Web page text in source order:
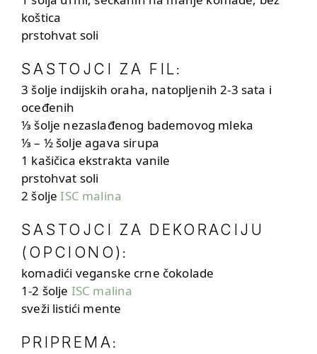
koštica
prstohvat soli
SASTOJCI ZA FIL:
3 šolje indijskih oraha, natopljenih 2-3 sata i
oceđenih
⅓ šolje nezaslađenog bademovog mleka
⅓ – ½ šolje agava sirupa
1 kašičica ekstrakta vanile
prstohvat soli
2 šoljeISC malina
SASTOJCI ZA DEKORACIJU
(OPCIONO) :
komadići veganske crne čokolade
1-2 šolje ISC malina
sveži listići mente
PRIPREMA: